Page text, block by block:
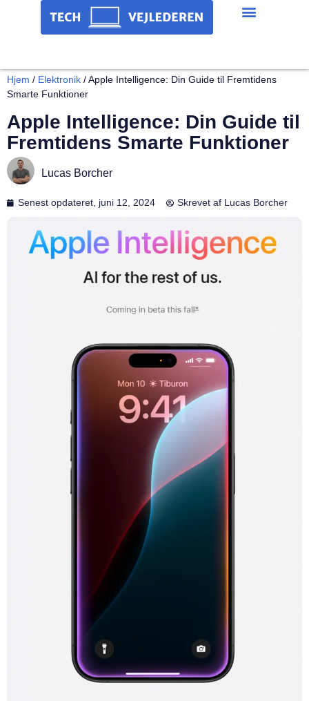
Hjem / Elektronik /Apple Intelligence: Din Guide til Fremtidens
Smarte Funktioner
Apple Intelligence: Din Guide til
Fremtidens Smarte Funktioner
Lucas Borcher
Senest opdateret, juni 12, 2024 Skrevet af Lucas Borcher